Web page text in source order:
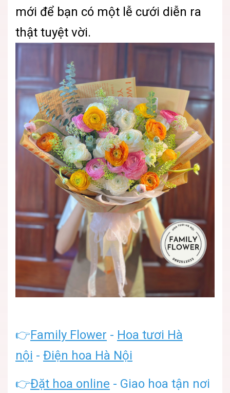
mới để bạn có một lễ cưới diễn ra
thật tuyệt vời.
👉Family Flower - Hoa tươi Hà
nội - Điện hoa Hà Nội
👉Đặt hoa online - Giao hoa tận nơi